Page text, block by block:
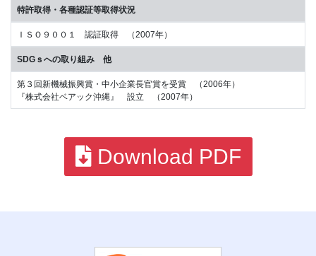
特許取得・各種認証等取得状況
ＩＳＯ９００１ 認証取得 （2007年）
SDGｓへの取り組み 他
第３回新機械振興賞・中小企業長官賞を受賞 （2006年）
『株式会社ベアック沖縄』 設立 （2007年）
Download PDF